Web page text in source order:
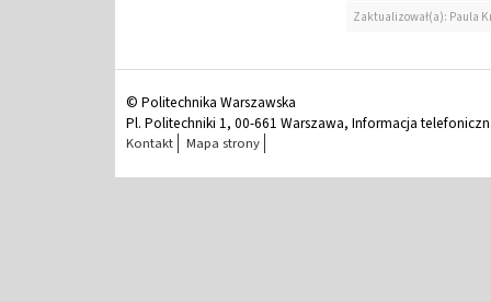
Zaktualizował(a): Paula
© Politechnika Warszawska
Pl. Politechniki 1, 00-661 Warszawa, Informacja
Kontakt Mapa strony